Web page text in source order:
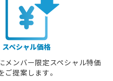
メンバー限定スペシャル特価
ご提案します。